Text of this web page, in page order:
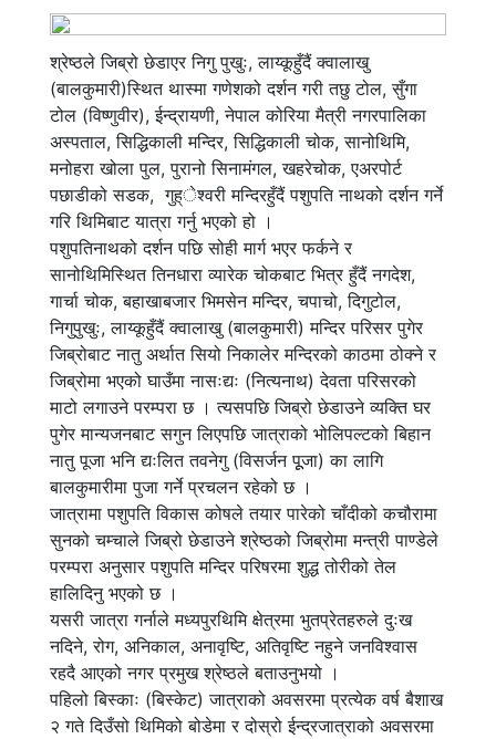
श्रेष्ठले जिब्रो छेडाएर निगु पुखुः, लाय्कूहुँदैं क्वालाखु
(बालकुमारी)स्थित थास्मा गणेशको दर्शन गरी तछु टोल, सुँगा
टोल (विष्णुवीर), ईन्द्रायणी, नेपाल कोरिया मैत्री नगरपालिका
अस्पताल, सिद्धिकाली मन्दिर, सिद्धिकाली चोक, सानोथिमि,
मनोहरा खोला पुल, पुरानो सिनामंगल, खहरेचोक, एअरपोर्ट
पछाडीको सडक, गुह्ेश्वरी मन्दिरहुँदैं पशुपति नाथको दर्शन गर्ने
गरि थिमिबाट यात्रा गर्नु भएको हो ।
पशुपतिनाथको दर्शन पछि सोही मार्ग भएर फर्कने र
सानोथिमिस्थित तिनधारा व्यारेक चोकबाट भित्र हुँदैं नगदेश,
गार्चा चोक, बहाखाबजार भिमसेन मन्दिर, चपाचो, दिगुटोल,
निगुपुखुः, लाय्कूहुँदैं क्वालाखु (बालकुमारी) मन्दिर परिसर पुगेर
जिब्रोबाट नातु अर्थात सियो निकालेर मन्दिरको काठमा ठोक्ने र
जिब्रोमा भएको घाउँमा नासःद्यः (नित्यनाथ) देवता परिसरको
माटो लगाउने परम्परा छ । त्यसपछि जिब्रो छेडाउने व्यक्ति घर
पुगेर मान्यजनबाट सगुन लिएपछि जात्राको भोलिपल्टको बिहान
नातु पूजा भनि द्यःलित तवनेगु (विसर्जन पूूजा) का लागि
बालकुमारीमा पुजा गर्ने प्रचलन रहेको छ ।
जात्रामा पशुपति विकास कोषले तयार पारेको चाँदीको कचौरामा
सुनको चम्चाले जिब्रो छेडाउने श्रेष्ठको जिब्रोमा मन्त्री पाण्डेले
परम्परा अनुसार पशुपति मन्दिर परिषरमा शुद्ध तोरीको तेल
हालिदिनु भएको छ ।
यसरी जात्रा गर्नाले मध्यपुरथिमि क्षेत्रमा भुतप्रेतहरुले दुःख
नदिने, रोग, अनिकाल, अनावृष्टि, अतिवृष्टि नहुने जनविश्वास
रहदै आएको नगर प्रमुख श्रेष्ठले बताउनुभयो ।
पहिलो बिस्काः (बिस्केट) जात्राको अवसरमा प्रत्येक वर्ष बैशाख
२ गते दिउँसो थिमिको बोडेमा र दोस्रो ईन्द्रजात्राको अवसरमा